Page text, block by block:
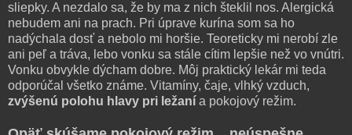
sliepky. A nezdalo sa, že by ma z nich šteklil nos. Alergická
nebudem ani na prach. Pri úprave kurína som sa ho
nadýchala dosť a nebolo mi horšie. Teoreticky mi nerobí zle
ani peľ a tráva, lebo vonku sa stále cítim lepšie než vo vnútri.
Vonku obvykle dýcham dobre. Môj praktický lekár mi teda
odporúčal všetko známe. Vitamíny, čaje, vlhký vzduch,
zvýšenú polohu hlavy pri ležaní a pokojový režim.